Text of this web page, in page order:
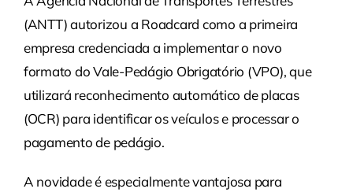
(ANTT) autorizou a Roadcard como a primeira
empresa credenciada a implementar o novo
formato do Vale-Pedágio Obrigatório (VPO), que
utilizará reconhecimento automático de placas
(OCR) para identificar os veículos e processar o
pagamento de pedágio.
A novidade é especialmente vantajosa para